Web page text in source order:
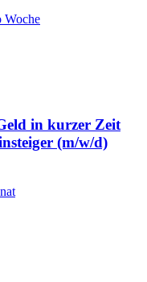
Woche
in kurzer Zeit
(m/w/d)